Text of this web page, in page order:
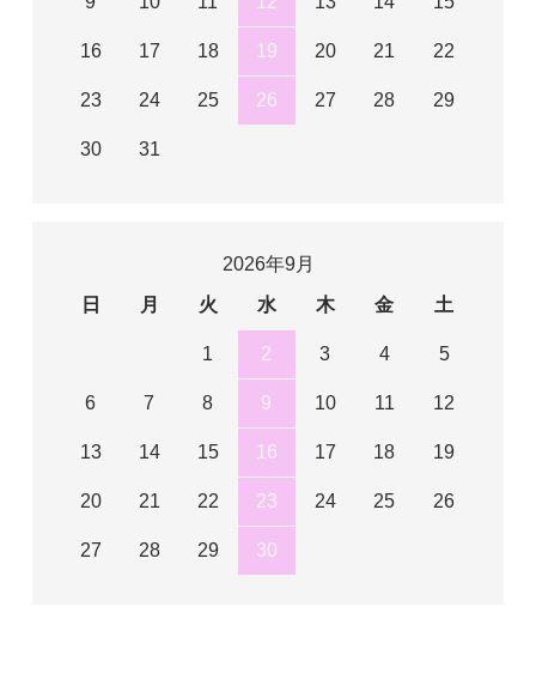
16 17 18 19 20 21 22
23 24 25 26 27 28 29
30 31
2026年9月
日
月 火 水 木 金 土
1 2 3 4 5
6 7 8 9 10 11 12
13 14 15 16 17 18 19
20 21 22 23 24 25 26
27 28 29 30